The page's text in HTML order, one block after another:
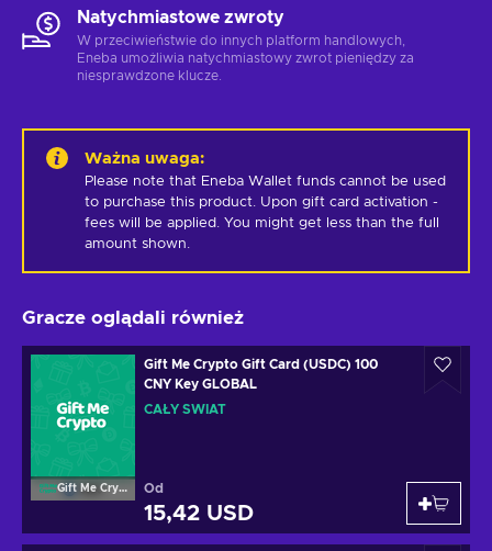
Natychmiastowe zwroty
W przeciwieństwie do innych platform handlowych,
Eneba umożliwia natychmiastowy zwrot pieniędzy za
niesprawdzone klucze.
Ważna uwaga:
Please note that Eneba Wallet funds cannot be used
to purchase this product. Upon gift card activation -
fees will be applied. You might get less than the full
amount shown.
Gracze oglądali również
Gift Me Crypto
Gift Me Crypto Gift Card (USDC) 100
CNY Key GLOBAL
CAŁY ŚWIAT
Od
15,42 USD